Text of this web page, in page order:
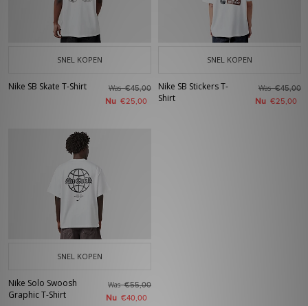
SNEL KOPEN
Nike SB Skate T-Shirt Was€45,00
Nu €25,00
SNEL KOPEN
Nike SB Stickers T-
Shirt
Was€45,00
Nu €25,00
SNEL KOPEN
Nike Solo Swoosh
Graphic T-Shirt
Was€55,00
Nu €40,00